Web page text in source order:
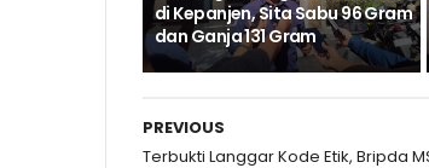
di Kepanjen, Sita Sabu 96 Gram
dan Ganja 131 Gram
PREVIOUS
Terbukti Langgar Kode Etik, Bripda